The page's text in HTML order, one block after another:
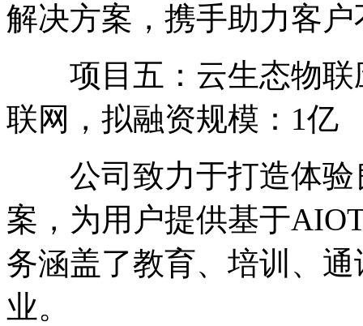
解决方案，携手助力客
项目五：云生态物联
联网，拟融资规模：1亿
公司致力于打造体验
案，为用户提供基于
务涵盖了教育、培训、
业。